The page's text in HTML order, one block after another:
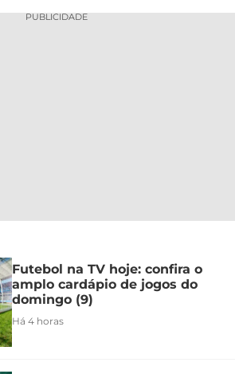
PUBLICIDADE
Futebol na TV hoje: confira o
amplo cardápio de jogos do
domingo (9)
Há 4 horas